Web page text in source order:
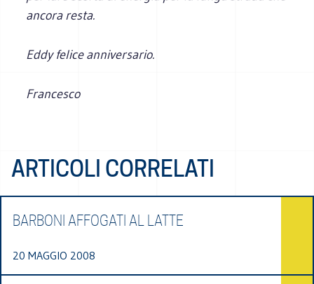
ancora resta.
Eddy felice anniversario.
Francesco
ARTICOLI CORRELATI
BARBONI AFFOGATI AL LATTE
20 MAGGIO 2008